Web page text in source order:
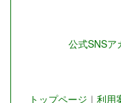
公式SNSア
トップページ ｜ 利用